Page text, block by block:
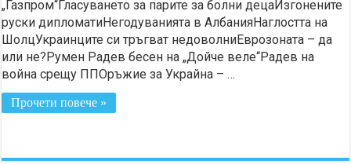
„Газпром“Гласуването за парите за болни децаИзгонените
руски дипломатиНегодуванията в АлбанияНаглостта на
ШолцУкраинците си тръгват недоволниЕврозоната – да
или не?Румен Радев бесен на „Дойче веле“Радев на
война срещу ППОръжие за Украйна – …
Прочети повече »